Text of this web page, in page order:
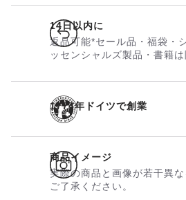
14日以内に
返品可能*セール品・福袋・
ッセンシャルズ製品・書籍
1774年ドイツで創業
商品イメージ
実際の商品と画像が若干異な
ご了承ください。